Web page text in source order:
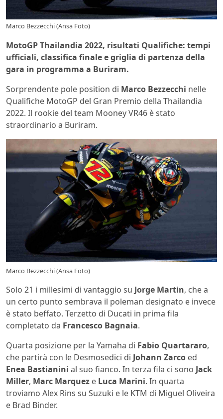
Marco Bezzecchi (Ansa Foto)
MotoGP Thailandia 2022, risultati Qualifiche: tempi
ufficiali, classifica finale e griglia di partenza della
gara in programma a Buriram.
Sorprendente pole position di Marco Bezzecchi nelle
Qualifiche MotoGP del Gran Premio della Thailandia
2022. Il rookie del team Mooney VR46 è stato
straordinario a Buriram.
Marco Bezzecchi (Ansa Foto)
Solo 21 i millesimi di vantaggio su Jorge Martin, che a
un certo punto sembrava il poleman designato e invece
è stato beffato. Terzetto di Ducati in prima fila
completato da Francesco Bagnaia.
Quarta posizione per la Yamaha di Fabio Quartararo,
che partirà con le Desmosedici di Johann Zarco ed
Enea Bastianini al suo fianco. In terza fila ci sono Jack
Miller, Marc Marquez e Luca Marini. In quarta
troviamo Alex Rins su Suzuki e le KTM di Miguel Oliveira
e Brad Binder.